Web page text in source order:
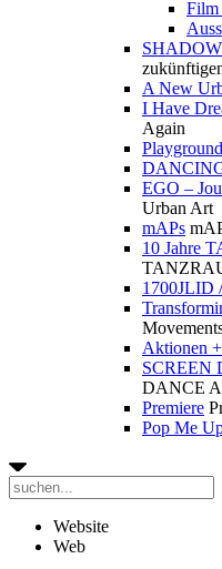
Film
A New
I Have
Again
EGO –
Urban Art
mAPs
10 Jahre
1700JLID
Aktionen
SCREEN
DANCE
Premiere
Pop Me
Website
Web